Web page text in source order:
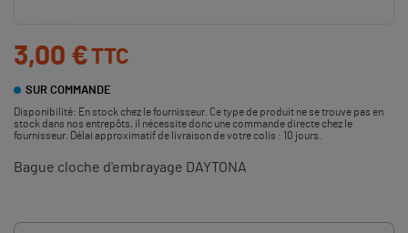
3,00 €TTC
SUR COMMANDE
Disponibilité: En stock chez le fournisseur. Ce type de produit ne se trouve pas en
stock dans nos entrepôts, il nécessite donc une commande directe chez le
fournisseur. Délai approximatif de livraison de votre colis : 10 jours.
Bague cloche d'embrayage DAYTONA